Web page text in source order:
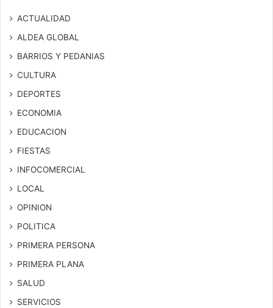
ACTUALIDAD
ALDEA GLOBAL
BARRIOS Y PEDANIAS
CULTURA
DEPORTES
ECONOMIA
EDUCACION
FIESTAS
INFOCOMERCIAL
LOCAL
OPINION
POLITICA
PRIMERA PERSONA
PRIMERA PLANA
SALUD
SERVICIOS